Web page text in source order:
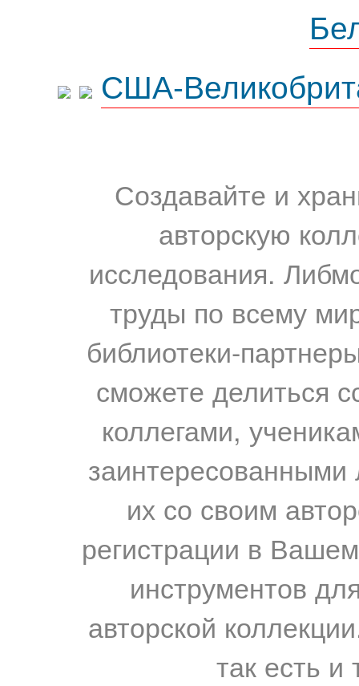
США-
Создавайте и
авторскую
исследования.
труды по всему
библиотеки-
сможете делиться
коллегами,
их со своим
регистрации в
инструментов
авторской
так есть и